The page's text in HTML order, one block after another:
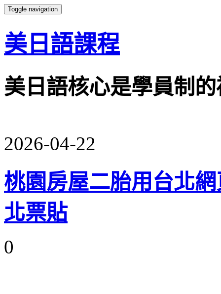
Toggle navigation
美日語課程
美日語核心是學員制
2026-04-22
桃園房屋二胎用台北
北票貼
0